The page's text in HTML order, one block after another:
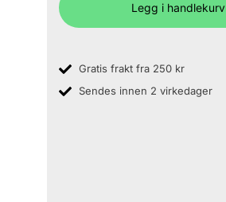
Legg i handlekurv
Gratis frakt fra 250 kr
Sendes innen 2 virkedager